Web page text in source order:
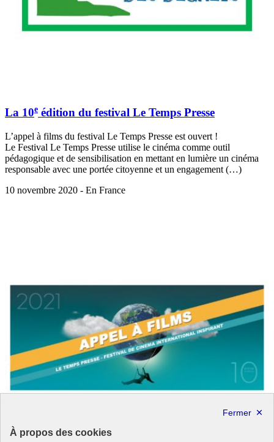
À propos des cookies
La 10e édition du festival Le Temps Presse
L’appel à films du festival Le Temps Presse est ouvert !
Le Festival Le Temps Presse utilise le cinéma comme outil
pédagogique et de sensibilisation en mettant en lumière un cinéma
responsable avec une portée citoyenne et un engagement (…)
10 novembre 2020 - En France